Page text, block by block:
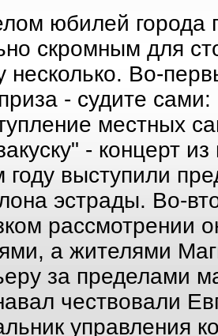
юбилей города
скромным для
несколько. Во-
- судите
местных
- концерт
году выступили
эстрады. Во-
рассмотрении
а жителями
за пределами
чествовали
управления